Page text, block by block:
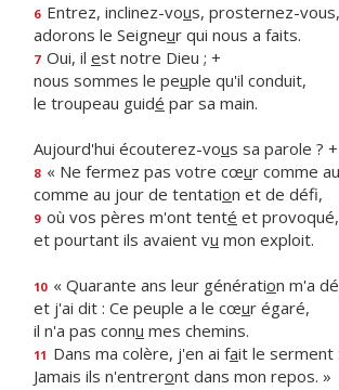
6 Entrez, inclinez-vous, prosternez-vous,
adorons le Seigneur qui nous a faits.
7 Oui, il est notre Dieu ; +
nous sommes le peuple qu'il conduit,
le troupeau guidé par sa main.
Aujourd'hui écouterez-vous sa parole ? +
8 « Ne fermez pas votre cœur comme
comme au jour de tentation et de défi,
9 où vos pères m'ont tenté et provoqué,
et pourtant ils avaient vu mon exploit.
10 « Quarante ans leur génération m'a
et j'ai dit : Ce peuple a le cœur égaré,
il n'a pas connu mes chemins.
11 Dans ma colère, j'en ai fait le serment :
Jamais ils n'entreront dans mon repos. »